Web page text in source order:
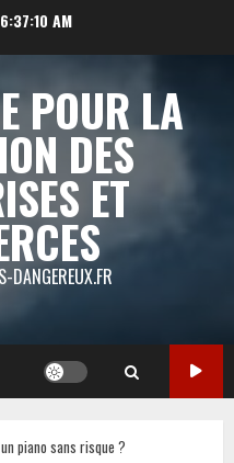
6:37:10 AM
POUR LA
DES
ET
DANGEREUX.FR
piano sans risque ?